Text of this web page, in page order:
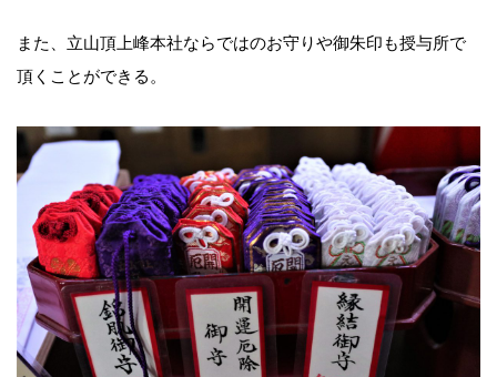
また、立山頂上峰本社ならではのお守りや御朱印も授与所で
頂くことができる。